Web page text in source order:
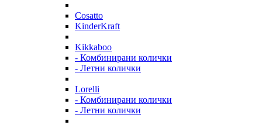
Cosatto
KinderKraft
Kikkaboo
- Комбинирани колички
- Летни колички
Lorelli
- Комбинирани колички
- Летни колички